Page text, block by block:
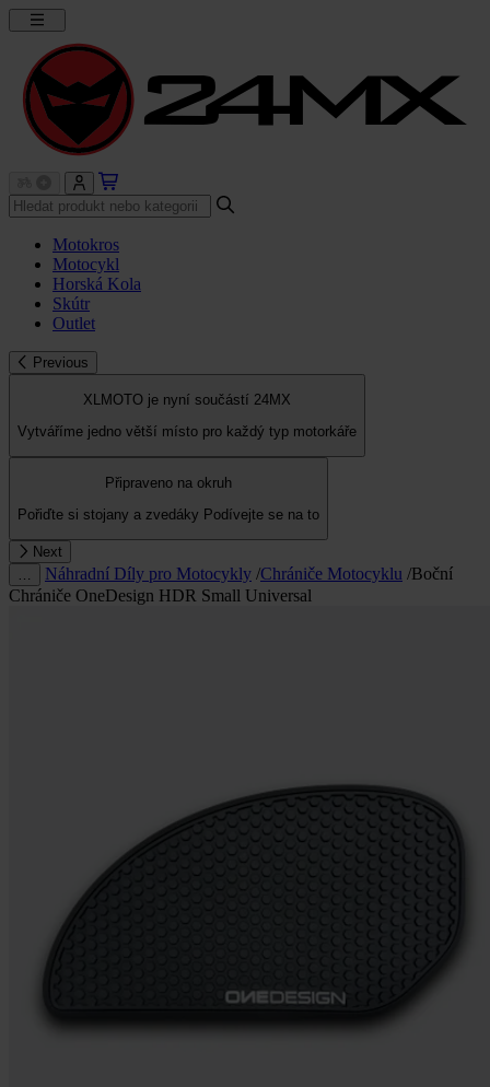
Motokros
Motocykl
Horská Kola
Skútr
Outlet
Previous
XLMOTO je nyní součástí 24MX
Vytváříme jedno větší místo pro každý typ motorkáře
Připraveno na okruh
Pořiďte si stojany a zvedáky Podívejte se na to
Next
Náhradní Díly pro Motocykly /Chrániče Motocyklu /Boční
Chrániče OneDesign HDR Small Universal